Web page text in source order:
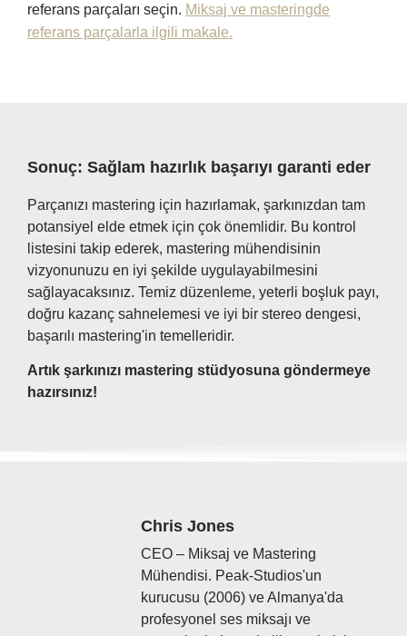
referans parçaları seçin. Miksaj ve masteringde
referans parçalarla ilgili makale.
Sonuç: Sağlam hazırlık başarıyı garanti eder
Parçanızı mastering için hazırlamak, şarkınızdan tam
potansiyel elde etmek için çok önemlidir. Bu kontrol
listesini takip ederek, mastering mühendisinin
vizyonunuzu en iyi şekilde uygulayabilmesini
sağlayacaksınız. Temiz düzenleme, yeterli boşluk payı,
doğru kazanç sahnelemesi ve iyi bir stereo dengesi,
başarılı mastering'in temelleridir.
Artık şarkınızı mastering stüdyosuna göndermeye
hazırsınız!
Chris Jones
CEO – Miksaj ve Mastering
Mühendisi. Peak-Studios'un
kurucusu (2006) ve Almanya'da
profesyonel ses miksajı ve